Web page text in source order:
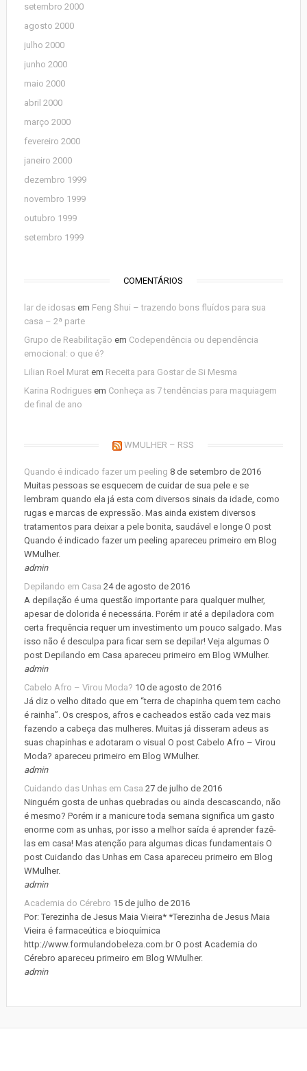
setembro 2000
agosto 2000
julho 2000
junho 2000
maio 2000
abril 2000
março 2000
fevereiro 2000
janeiro 2000
dezembro 1999
novembro 1999
outubro 1999
setembro 1999
COMENTÁRIOS
lar de idosasem Feng Shui – trazendo bons fluídos para sua
casa – 2ª parte
Grupo de Reabilitação em Codependência ou dependência
emocional: o que é?
Lilian Roel Muratem Receita para Gostar de Si Mesma
Karina Rodriguesem Conheça as 7 tendências para maquiagem
de final de ano
WMULHER – RSS
Quando é indicado fazer um peeling 8 de setembro de 2016
Muitas pessoas se esquecem de cuidar de sua pele e se
lembram quando ela já esta com diversos sinais da idade, como
rugas e marcas de expressão. Mas ainda existem diversos
tratamentos para deixar a pele bonita, saudável e longe O post
Quando é indicado fazer um peeling apareceu primeiro em Blog
WMulher.
admin
Depilando em Casa 24 de agosto de 2016
A depilação é uma questão importante para qualquer mulher,
apesar de dolorida é necessária. Porém ir até a depiladora com
certa frequência requer um investimento um pouco salgado. Mas
isso não é desculpa para ficar sem se depilar! Veja algumas O
post Depilando em Casa apareceu primeiro em Blog WMulher.
admin
Cabelo Afro – Virou Moda? 10 de agosto de 2016
Já diz o velho ditado que em “terra de chapinha quem tem cacho
é rainha”. Os crespos, afros e cacheados estão cada vez mais
fazendo a cabeça das mulheres. Muitas já disseram adeus as
suas chapinhas e adotaram o visual O post Cabelo Afro – Virou
Moda? apareceu primeiro em Blog WMulher.
admin
Cuidando das Unhas em Casa 27 de julho de 2016
Ninguém gosta de unhas quebradas ou ainda descascando, não
é mesmo? Porém ir a manicure toda semana significa um gasto
enorme com as unhas, por isso a melhor saída é aprender fazê-
las em casa! Mas atenção para algumas dicas fundamentais O
post Cuidando das Unhas em Casa apareceu primeiro em Blog
WMulher.
admin
Academia do Cérebro 15 de julho de 2016
Por: Terezinha de Jesus Maia Vieira* *Terezinha de Jesus Maia
Vieira é farmaceútica e bioquímica
http://www.formulandobeleza.com.br O post Academia do
Cérebro apareceu primeiro em Blog WMulher.
admin